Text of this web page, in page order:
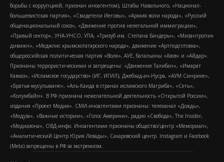
борьбы с коррупцией, признан иноагентом), Штабы Навального, «Национал-
большевистская партия», «Свидетели Иеговы», «Армия воли народа», «Русский
общенациональный союз», «Движение против нелегальной иммиграции»,
«Правый сектор», УНА-УНСО, УПА, «Тризуб им. Степана Бандеры», «Мизантропик
дивижн», «Меджлис крымскотатарского народа», движение «Артподготовка»,
общероссийская политическая партия «Воля», АУЕ, батальоны «Азов» и «Айдар».
Признаны террористическими и запрещены: «Движение Талибан», «Имарат
Кавказ», «Исламское государство» (ИГ, ИГИЛ), Джебхад-ан-Нусра, «АУМ Синрике»,
«Братья-мусульмане», «Аль-Каида в странах исламского Магриба», «Сеть»,
«Колумбайн». В РФ признана нежелательной деятельность «Открытой России»,
издания «Проект Медиа». СМИ-иноагентами признаны: телеканал «Дождь»,
«Медуза», «Важные истории», «Голос Америки», радио «Свобода», The Insider,
«Медиазона», ОВД-инфо. Иноагентами признаны общество/центр «Мемориал»,
«Аналитический Центр Юрия Левады», Сахаровский центр. Instagram и Facebook
(Metа) запрещены в РФ за экстремизм.